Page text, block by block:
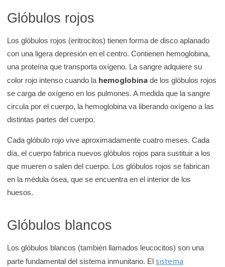
Glóbulos rojos
Los glóbulos rojos (eritrocitos) tienen forma de disco aplanado
con una ligera depresión en el centro. Contienen hemoglobina,
una proteína que transporta oxígeno. La sangre adquiere su
color rojo intenso cuando la hemoglobinade los glóbulos rojos
se carga de oxígeno en los pulmones. A medida que la sangre
circula por el cuerpo, la hemoglobina va liberando oxígeno a las
distintas partes del cuerpo.
Cada glóbulo rojo vive aproximadamente cuatro meses. Cada
día, el cuerpo fabrica nuevos glóbulos rojos para sustituir a los
que mueren o salen del cuerpo. Los glóbulos rojos se fabrican
en la médula ósea, que se encuentra en el interior de los
huesos.
Glóbulos blancos
Los glóbulos blancos (también llamados leucocitos) son una
parte fundamental del sistema inmunitario. Elsistema